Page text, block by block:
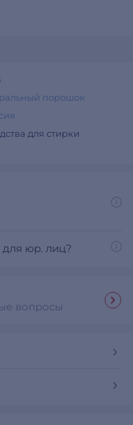
порошок
для стирки
для юр. лиц?
вопросы